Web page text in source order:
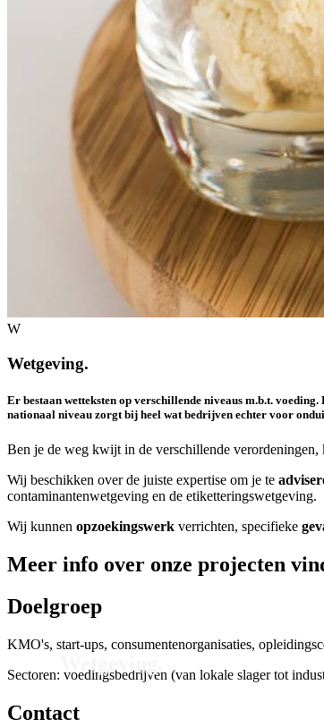
Wetgeving.
W
Wetgeving.
Er bestaan wetteksten op verschillende niveaus m.b.t.
nationaal niveau zorgt bij heel wat bedrijven echter voor
Ben je de weg kwijt in de verschillende
Wij beschikken over de juiste expertise om je te
contaminantenwetgeving en de etiketteringswetgeving.
Wij kunnen opzoekingswerk verrichten, specifieke
Meer info over onze projecten
Doelgroep
KMO's, start-ups, consumentenorganisaties,
Sectoren: voedingsbedrijven (van lokale slager tot
Contact